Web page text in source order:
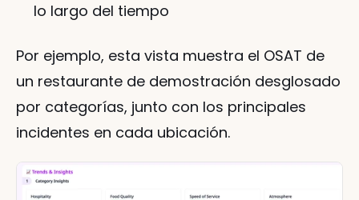
lo largo del tiempo
Por ejemplo, esta vista muestra el OSAT de
un restaurante de demostración desglosado
por categorías, junto con los principales
incidentes en cada ubicación.